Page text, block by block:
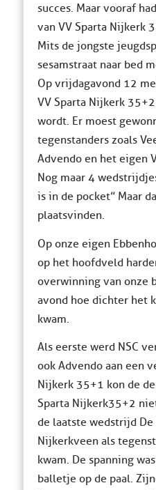
succes. Maar vooraf
van VV Sparta Nijkerk
Mits de jongste
sesamstraat naar bed
Op vrijdagavond 12
VV Sparta Nijkerk
wordt. Er moest
tegenstanders zoals
Advendo en het eigen
Nog maar 4
is in de pocket” Maar
plaatsvinden.
Op onze eigen
op het hoofdveld
overwinning van onze
avond hoe dichter het
kwam.
Als eerste werd NSC
ook Advendo aan een
Nijkerk 35+1 kon de
Sparta Nijkerk 35+2
de laatste wedstrijd
Nijkerkveen als
kwam. De spanning
balletje op de paal.